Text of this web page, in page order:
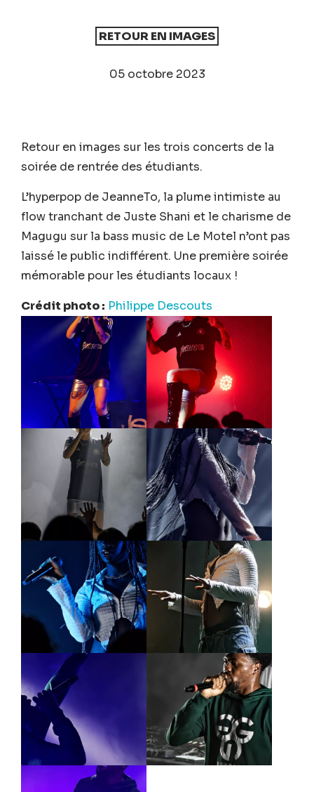
RETOUR EN IMAGES
05 octobre 2023
Retour en images sur les trois concerts de la
soirée de rentrée des étudiants.
L’hyperpop de JeanneTo, la plume intimiste au
flow tranchant de Juste Shani et le charisme de
Magugu sur la bass music de Le Motel n’ont pas
laissé le public indifférent. Une première soirée
mémorable pour les étudiants locaux !
Crédit photo : Philippe Descouts